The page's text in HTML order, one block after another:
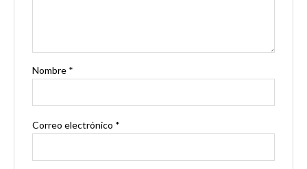
Nombre *
Correo electrónico *